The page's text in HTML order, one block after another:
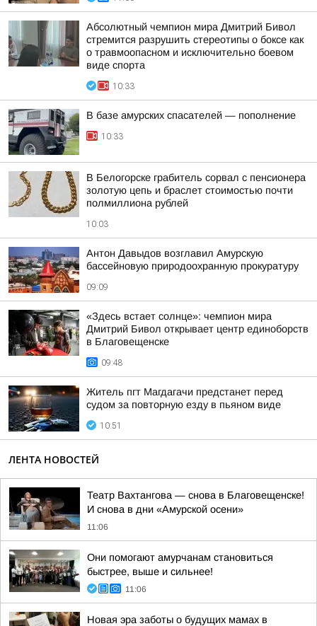
Абсолютный чемпион мира Дмитрий Бивол
стремится разрушить стереотипы о боксе как
о травмоопасном и исключительно боевом
виде спорта
10:33
В базе амурских спасателей — пополнение
10:33
В Белогорске грабитель сорвал с пенсионера
золотую цепь и браслет стоимостью почти
полмиллиона рублей
10:03
Антон Давыдов возглавил Амурскую
бассейновую природоохранную прокуратуру
09:09
«Здесь встает солнце»: чемпион мира
Дмитрий Бивол открывает центр единоборств
в Благовещенске
09:48
Житель пгт Магдагачи предстанет перед
судом за повторную езду в пьяном виде
10:51
ЛЕНТА НОВОСТЕЙ
Театр Вахтангова — снова в Благовещенске!
И снова в дни «Амурской осени»
11:06
Они помогают амурчанам становиться
быстрее, выше и сильнее!
11:06
Новая эра заботы о будущих мамах в